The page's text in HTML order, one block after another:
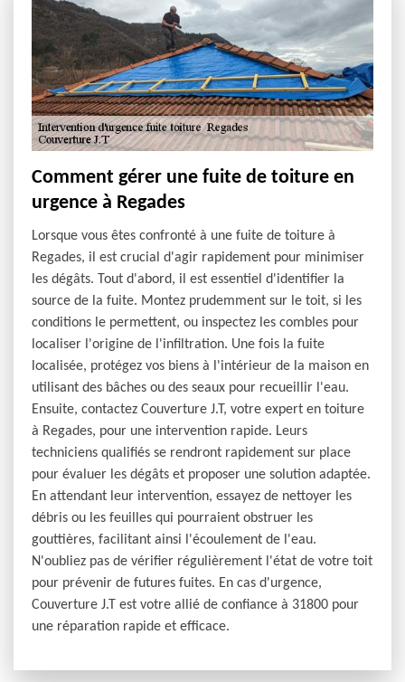
Comment gérer une fuite de toiture en
urgence à Regades
Lorsque vous êtes confronté à une fuite de toiture à
Regades, il est crucial d'agir rapidement pour minimiser
les dégâts. Tout d'abord, il est essentiel d'identifier la
source de la fuite. Montez prudemment sur le toit, si les
conditions le permettent, ou inspectez les combles pour
localiser l'origine de l'infiltration. Une fois la fuite
localisée, protégez vos biens à l'intérieur de la maison en
utilisant des bâches ou des seaux pour recueillir l'eau.
Ensuite, contactez Couverture J.T, votre expert en toiture
à Regades, pour une intervention rapide. Leurs
techniciens qualifiés se rendront rapidement sur place
pour évaluer les dégâts et proposer une solution adaptée.
En attendant leur intervention, essayez de nettoyer les
débris ou les feuilles qui pourraient obstruer les
gouttières, facilitant ainsi l'écoulement de l'eau.
N'oubliez pas de vérifier régulièrement l'état de votre toit
pour prévenir de futures fuites. En cas d'urgence,
Couverture J.T est votre allié de confiance à 31800 pour
une réparation rapide et efficace.